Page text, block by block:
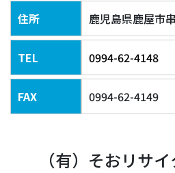
住所 鹿児島県鹿屋市
TEL 0994-62-4148
FAX 0994-62-4149
（有）そおリサ